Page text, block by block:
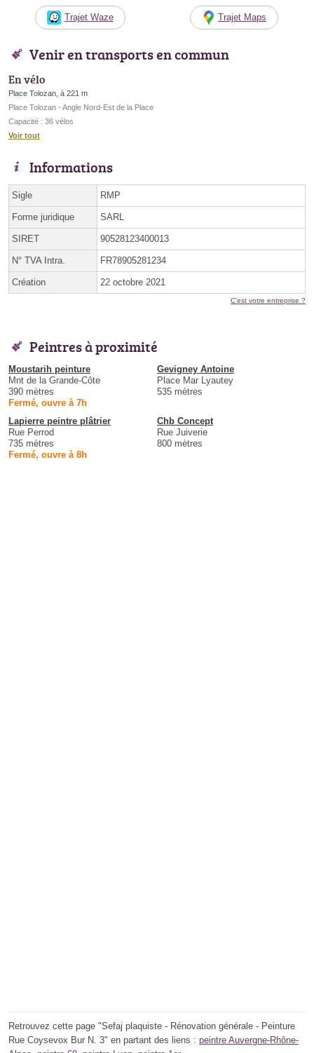
Trajet Waze Trajet Maps
Venir en transports en commun
En vélo
Place Tolozan, à 221 m
Place Tolozan - Angle Nord-Est de la Place
Capacité : 36 vélos
Voir tout
Informations
Sigle RMP
Forme juridique SARL
SIRET 90528123400013
N° TVA Intra. FR78905281234
Création 22 octobre 2021
C'est votre entreprise ?
Peintres à proximité
Moustarih peinture
Mnt de la Grande-Côte
390 mètres
Fermé, ouvre à 7h
Gevigney Antoine
Place Mar Lyautey
535 mètres
Lapierre peintre plâtrier
Rue Perrod
735 mètres
Fermé, ouvre à 8h
Chb Concept
Rue Juiverie
800 mètres
Retrouvez cette page "Sefaj plaquiste - Rénovation générale - Peinture
Rue Coysevox Bur N. 3" en partant des liens : peintre Auvergne-Rhône-